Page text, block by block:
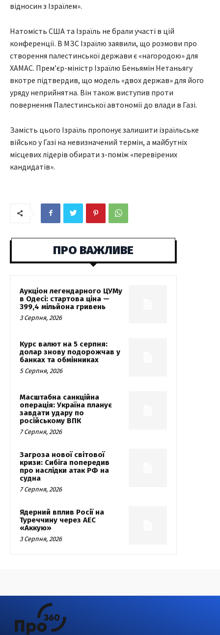
відносин з Ізраїлем».
Натомість США та Ізраїль не брали участі в цій
конференції. В МЗС Ізраїлю заявили, що розмови про
створення палестинської держави є «нагородою» для
ХАМАС. Прем’єр-міністр Ізраїлю Беньямін Нетаньягу
вкотре підтвердив, що модель «двох держав» для його
уряду неприйнятна. Він також виступив проти
повернення Палестинської автономії до влади в Газі.
Замість цього Ізраїль пропонує залишити ізраїльське
військо у Газі на невизначений термін, а майбутніх
місцевих лідерів обирати з-поміж «перевірених
кандидатів».
ПРО ВАЖЛИВЕ
Аукціон легендарного ЦУМу
в Одесі: стартова ціна —
399,4 мільйона гривень
3 Серпня, 2026
Курс валют на 5 серпня:
долар знову подорожчав у
банках та обмінниках
5 Серпня, 2026
Масштабна санкційна
операція: Україна планує
завдати удару по
російському ВПК
7 Серпня, 2026
Загроза нової світової
кризи: Сибіга попередив
про наслідки атак РФ на
судна
7 Серпня, 2026
Ядерний вплив Росії на
Туреччину через АЕС
«Аккую»
3 Серпня, 2026